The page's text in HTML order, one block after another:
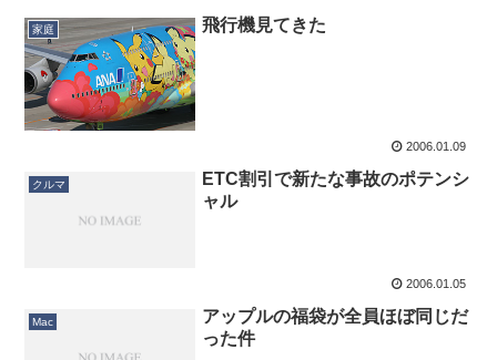
家庭 飛行機見てきた
2006.01.09
クルマ
ETC割引で新たな事故のポテンシ
ャル
2006.01.05
Mac
アップルの福袋が全員ほぼ同じだ
った件